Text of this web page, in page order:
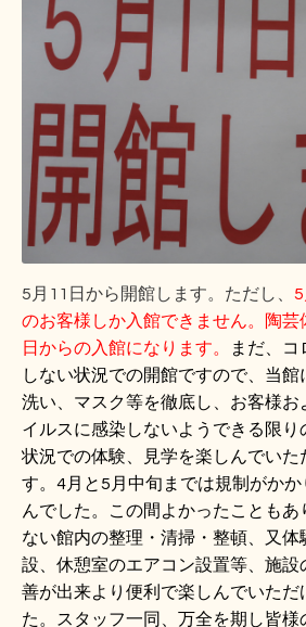
5月11日から開館します。ただし、
のお客様しか入館できません。陶芸
日からの入館になります。
まだ、コ
しない状況での開館ですので、当
洗い、マスク等を徹底し、お客様お
イルスに感染しないようできる限り
状況での体験、見学を楽しんでいた
す。4月と5月中旬までは規制がか
んでした。この間よかったこともあ
ない館内の整理・清掃・整頓、又体
設、休憩室のエアコン設置等、施設
善が出来より便利で楽しんでいただ
た。スタッフ一同、万全を期し皆様